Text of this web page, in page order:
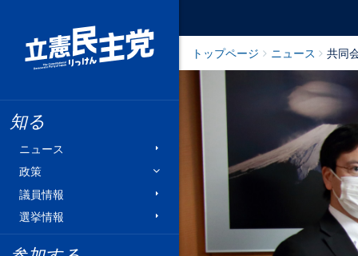
知る
ニュース
政策
議員情報
選挙情報
トップページ ニュース 共同